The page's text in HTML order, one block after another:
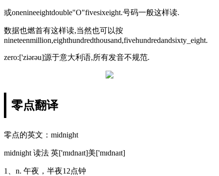
或onenineeightdouble"O"fivesixeight.号码一般这样读.
数据也燃首有这样读,当然也可以按
nineteenmillion,eighthundredthousand,fivehundredandsixty_eight.
zero:['ziərəu]源于意大利语,所有发音不规范.
零点翻译
零点的英文：midnight
midnight 读法 英['mɪdnaɪt]美['mɪdnaɪt]
1、n. 午夜，半夜12点钟